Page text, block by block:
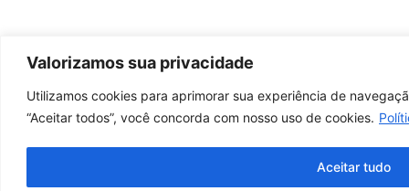
Valorizamos sua privacidade
Utilizamos cookies para aprimorar sua experiência de
“Aceitar todos”, você concorda com nosso uso de cookies.
Aceitar tudo